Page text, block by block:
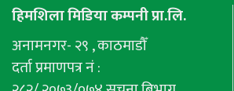
हिमशिला मिडिया कम्पनी प्रा.लि.
अनामनगर- २९ , काठमाडौँ
दर्ता प्रमाणपत्र नं :